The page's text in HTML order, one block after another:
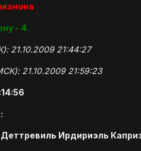
- 4
21.10.2009 21:44:27
21.10.2009 21:59:23
Ирдириэль